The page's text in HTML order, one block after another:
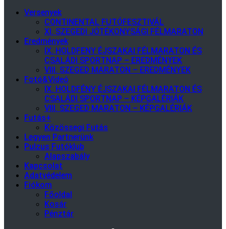
Versenyek
CONTINENTAL FUTÓFESZTIVÁL
XI. SZEGEDI JÓTÉKONYSÁGI FÉLMARATON
Eredmények
IX. HOLDFENY ÉJSZAKAI FÉLMARATON ÉS
CSALÁDI SPORTNAP – EREDMÉNYEK
VIII. SZEGED MARATON – EREDMÉNYEK
Fotó&Videó
IX. HOLDFÉNY ÉJSZAKAI FÉLMARATON ÉS
CSALÁDI SPORTNAP – KÉPGALÉRIÁK
VIII. SZEGED MARATON – KÉPGALÉRIÁK
Futás+
Közössegi Futás
Legyen Partnerünk
Pulzus Futóklub
Alapszabály
Kapcsolat
Adatvédelem
Fiókom
Főoldal
Kosár
Pénztár